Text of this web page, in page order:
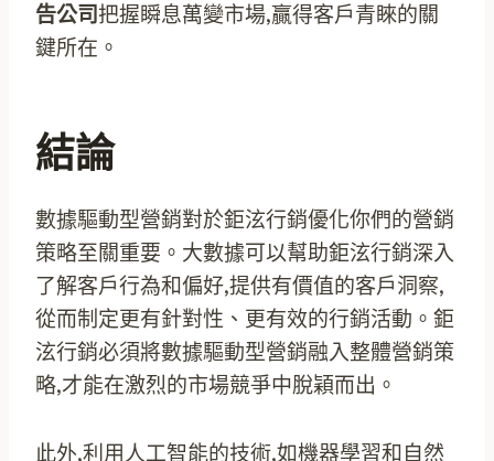
告公司把握瞬息萬變市場,贏得客戶青睞的關
鍵所在。
結論
數據驅動型營銷對於鉅泫行銷優化你們的營銷
策略至關重要。大數據可以幫助鉅泫行銷深入
了解客戶行為和偏好,提供有價值的客戶洞察,
從而制定更有針對性、更有效的行銷活動。鉅
泫行銷必須將數據驅動型營銷融入整體營銷策
略,才能在激烈的市場競爭中脫穎而出。
此外,利用人工智能的技術,如機器學習和自然